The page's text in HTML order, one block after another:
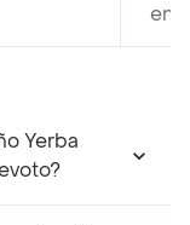
en
Yerba